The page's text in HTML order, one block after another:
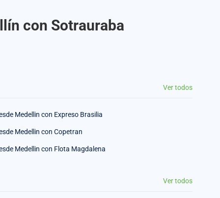
con Sotrauraba
Ver todos
Medellin con Expreso Brasilia
Medellin con Copetran
Medellin con Flota Magdalena
Ver todos